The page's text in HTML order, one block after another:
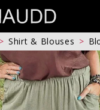
Shirt & Blouses